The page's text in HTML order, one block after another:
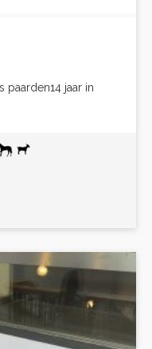
paarden14 jaar in